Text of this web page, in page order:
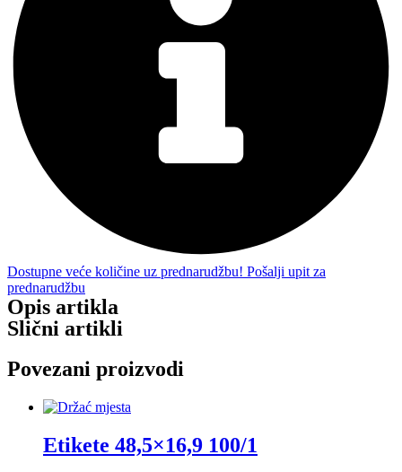
Dostupne veće količine uz prednarudžbu! Pošalji upit za
prednarudžbu
Opis artikla
Slični artikli
Povezani proizvodi
Etikete 48,5×16,9 100/1